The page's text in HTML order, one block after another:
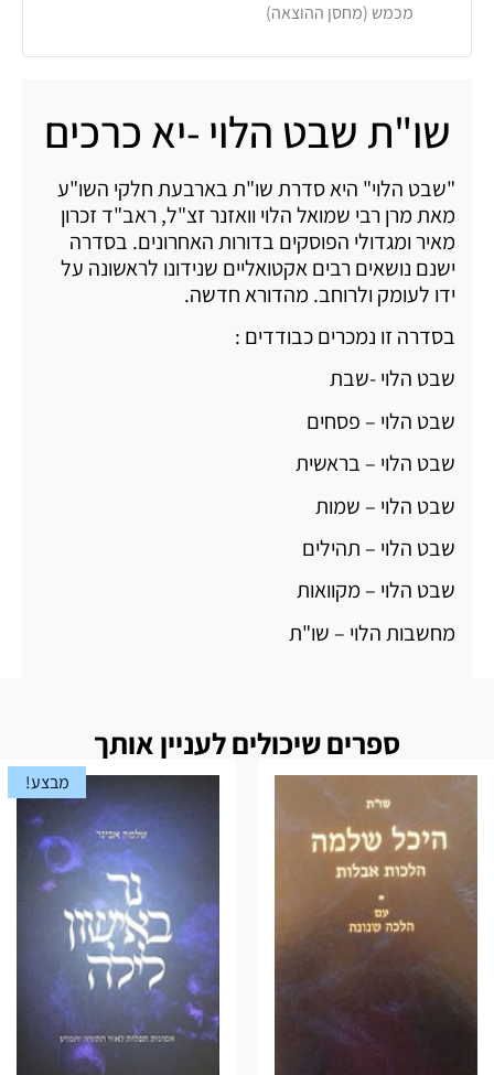
מכמש (מחסן ההוצאה)
שו"ת שבט הלוי -יא כרכים
"שבט הלוי" היא סדרת שו"ת בארבעת חלקי השו"ע
מאת מרן רבי שמואל הלוי וואזנר זצ"ל, ראב"ד זכרון
מאיר ומגדולי הפוסקים בדורות האחרונים. בסדרה
ישנם נושאים רבים אקטואליים שנידונו לראשונה על
ידו לעומק ולרוחב. מהדורא חדשה.
בסדרה זו נמכרים כבודדים :
שבט הלוי -שבת
שבט הלוי – פסחים
שבט הלוי – בראשית
שבט הלוי – שמות
שבט הלוי – תהילים
שבט הלוי – מקוואות
מחשבות הלוי – שו"ת
ספרים שיכולים לעניין אותך
מבצע!